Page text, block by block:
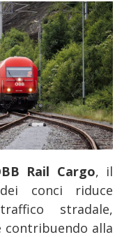
Rail Cargo, il
conci riduce
stradale,
contribuendo alla